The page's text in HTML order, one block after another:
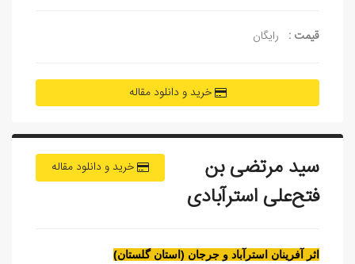
قیمت : رایگان
خرید و دانلود مقاله
خرید و دانلود مقاله
سيد مرتضی بن
فتح‌علی استرآبادی
اثر آفرينان استرآباد و جرجان (استان گلستان)